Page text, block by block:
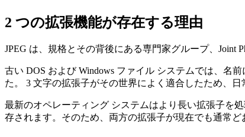
2 つの拡張機能が存在する理由
JPEG は、規格とその背後にある専門家グループ、Joint
古い DOS および Windows ファイル システムでは、名
た。 3 文字の拡張子がその世界によく適合したため、日
最新のオペレーティング システムはより長い拡張子を
存されます。そのため、両方の拡張子が現在でも通常ど